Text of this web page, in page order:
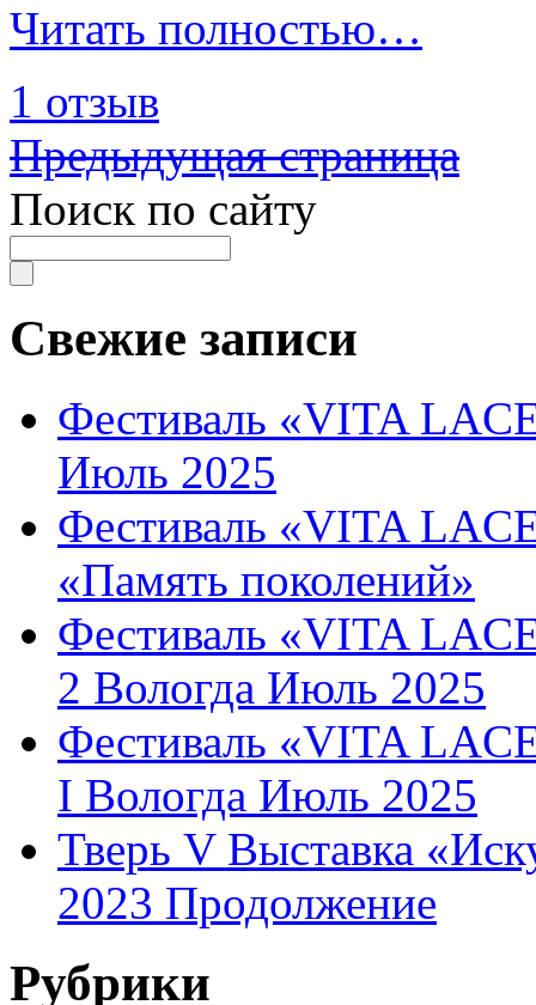
Читать полностью…
1 отзыв
Предыдущая страница
Поиск по сайту
Свежие записи
Фестиваль «VITA
Июль 2025
Фестиваль «VITA
«Память поколений»
Фестиваль «VITA
2 Вологда Июль 2025
Фестиваль «VITA
I Вологда Июль 2025
Тверь V Выставка
2023 Продолжение
Рубрики